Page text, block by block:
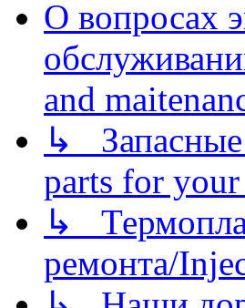
О вопросах
and
↳ Запасные
parts for
↳
ремонта/